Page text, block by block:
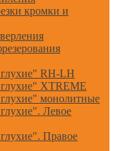
кромки и
RH-LH
XTREME
монолитные
Левое
Правое